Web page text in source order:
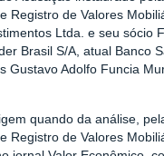
Registro de Valores
Ltda. e seu sócio
Brasil S/A, atual Banco
Gustavo Adolfo Funcia
quando da análise,
Registro de Valores